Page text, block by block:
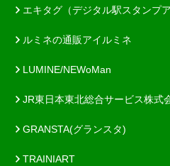
エキタグ（デジタル駅スタンプア
ルミネの通販アイルミネ
LUMINE/NEWoMan
JR東日本東北総合サービス株式
GRANSTA(グランスタ)
TRAINIART